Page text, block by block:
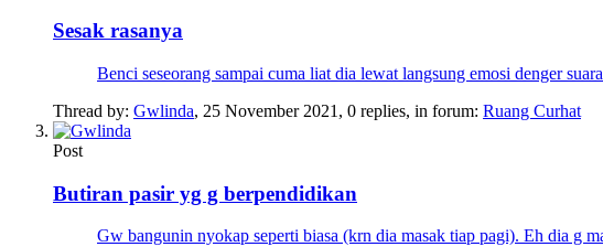
Sesak rasanya
Benci seseorang sampai cuma liat dia lewat langsung emosi denger
Thread by: Gwlinda, 25 November 2021 , 0 replies, in forum: Ruang Curhat
Post
Butiran pasir yg g berpendidikan
Gw bangunin nyokap seperti biasa (krn dia masak tiap pagi). Eh dia g